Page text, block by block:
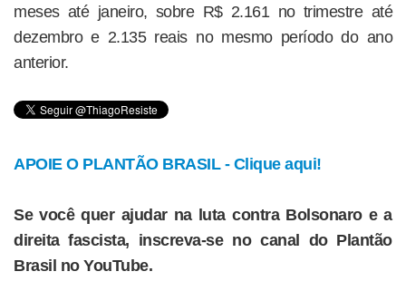
meses até janeiro, sobre R$ 2.161 no trimestre até
dezembro e 2.135 reais no mesmo período do ano
anterior.
APOIE O PLANTÃO BRASIL - Clique aqui!
Se você quer ajudar na luta contra Bolsonaro e a
direita fascista, inscreva-se no canal do Plantão
Brasil no YouTube.